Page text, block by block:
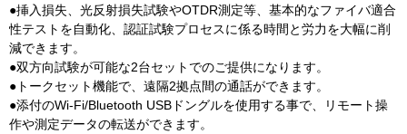
●挿入損失、光反射損失試験やOTDR測定等、基本的なファイバ適合
性テストを自動化、認証試験プロセスに係る時間と労力を大幅に削
減できます。
●双方向試験が可能な2台セットでのご提供になります。
●トークセット機能で、遠隔2拠点間の通話ができます。
●添付のWi-Fi/Bluetooth USBドングルを使用する事で、リモート操
作や測定データの転送ができます。